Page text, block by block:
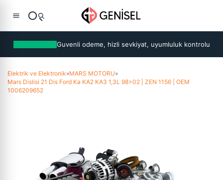
Guvenli odeme, hizli sevkiyat, uyumluluk kontrolu
Elektrik ve Elektronik»MARS MOTORU»
Mars Dislisi 21 Dis Ford Ka KA2 KA3 1,3L 98>02 | ZEN 1156 | OEM
1006209652